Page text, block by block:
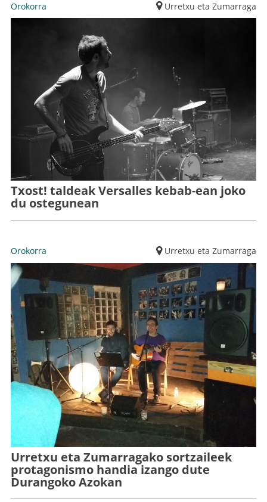
Orokorra Urretxu eta Zumarraga
Txost! taldeak Versalles kebab-ean joko
du ostegunean
Orokorra Urretxu eta Zumarraga
Urretxu eta Zumarragako sortzaileek
protagonismo handia izango dute
Durangoko Azokan